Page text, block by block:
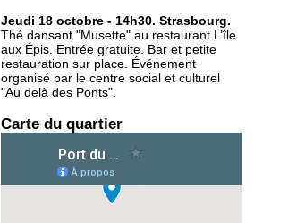
24 septembre 2015
L'Ososphère : de retour à
la Coop dès l'an prochain
24 septembre 2015
Le centre équestre des
Deux Rives remonte en
Jeudi 18 octobre - 14h30. Strasbourg.
Thé dansant "Musette" au restaurant L’île
aux Épis. Entrée gratuite. Bar et petite
restauration sur place. Événement
organisé par le centre social et culturel
"Au delà des Ponts".
Carte du quartier